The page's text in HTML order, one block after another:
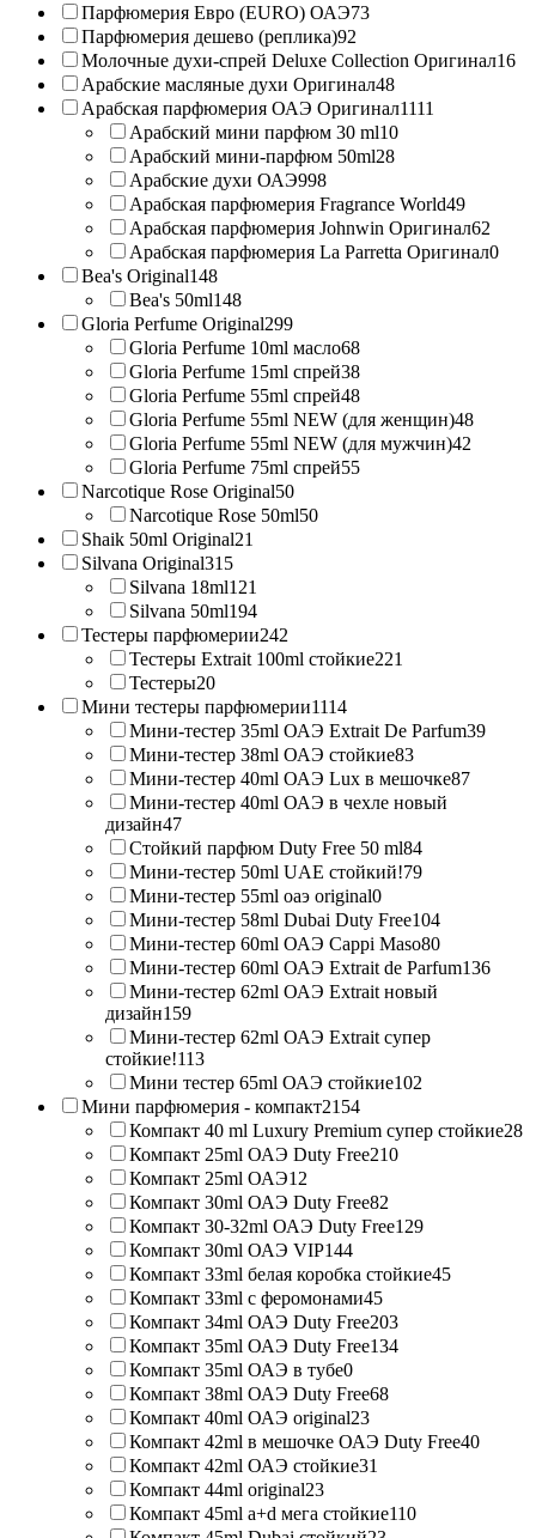
Парфюмерия Евро (EURO) ОАЭ73
Парфюмерия дешево (реплика)92
Молочные духи-спрей Deluxe Collection Оригинал16
Арабские масляные духи Оригинал48
Арабская парфюмерия ОАЭ Оригинал1111
Арабский мини парфюм 30 ml10
Арабский мини-парфюм 50ml28
Арабские духи ОАЭ998
Арабская парфюмерия Fragrance World49
Арабская парфюмерия Johnwin Оригинал62
Арабская парфюмерия La Parretta Оригинал0
Bea's Original148
Bea's 50ml148
Gloria Perfume Original299
Gloria Perfume 10ml масло68
Gloria Perfume 15ml спрей38
Gloria Perfume 55ml спрей48
Gloria Perfume 55ml NEW (для женщин)48
Gloria Perfume 55ml NEW (для мужчин)42
Gloria Perfume 75ml спрей55
Narcotique Rose Original50
Narcotique Rose 50ml50
Shaik 50ml Original21
Silvana Original315
Silvana 18ml121
Silvana 50ml194
Тестеры парфюмерии242
Тестеры Extrait 100ml стойкие221
Тестеры20
Мини тестеры парфюмерии1114
Мини-тестер 35ml ОАЭ Extrait De Parfum39
Мини-тестер 38ml ОАЭ стойкие83
Мини-тестер 40ml ОАЭ Lux в мешочке87
Мини-тестер 40ml ОАЭ в чехле новый
дизайн47
Стойкий парфюм Duty Free 50 ml84
Мини-тестер 50ml UAE стойкий!79
Мини-тестер 55ml оаэ original0
Мини-тестер 58ml Dubai Duty Free104
Мини-тестер 60ml ОАЭ Cappi Maso80
Мини-тестер 60ml ОАЭ Extrait de Parfum136
Мини-тестер 62ml ОАЭ Extrait новый
дизайн159
Мини-тестер 62ml ОАЭ Extrait супер
стойкие!113
Мини тестер 65ml ОАЭ стойкие102
Мини парфюмерия - компакт2154
Компакт 40 ml Luxury Premium супер стойкие28
Компакт 25ml ОАЭ Duty Free210
Компакт 25ml ОАЭ12
Компакт 30ml ОАЭ Duty Free82
Компакт 30-32ml ОАЭ Duty Free129
Компакт 30ml ОАЭ VIP144
Компакт 33ml белая коробка стойкие45
Компакт 33ml с феромонами45
Компакт 34ml ОАЭ Duty Free203
Компакт 35ml ОАЭ Duty Free134
Компакт 35ml ОАЭ в тубе0
Компакт 38ml ОАЭ Duty Free68
Компакт 40ml ОАЭ original23
Компакт 42ml в мешочке ОАЭ Duty Free40
Компакт 42ml ОАЭ стойкие31
Компакт 44ml original23
Компакт 45ml a+d мега стойкие110